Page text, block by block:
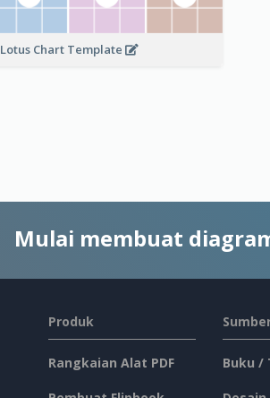
Lotus Chart Template
Mulai membuat
Produk
Rangkaian Alat PDF Buku /